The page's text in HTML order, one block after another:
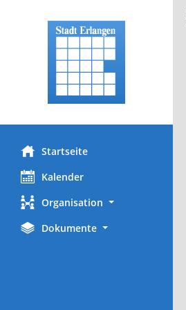
Startseite
Kalender
Organisation
Dokumente